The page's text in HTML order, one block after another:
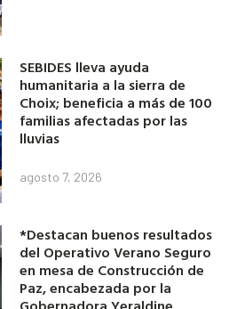
SEBIDES lleva ayuda
humanitaria a la sierra de
Choix; beneficia a más de 100
familias afectadas por las
lluvias
agosto 7, 2026
*Destacan buenos resultados
del Operativo Verano Seguro
en mesa de Construcción de
Paz, encabezada por la